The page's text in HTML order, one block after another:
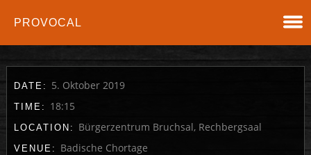
PROVOCAL
DATE: 5. Oktober 2019
TIME: 18:15
LOCATION: Bürgerzentrum Bruchsal, Rechbergsaal
VENUE: Badische Chortage